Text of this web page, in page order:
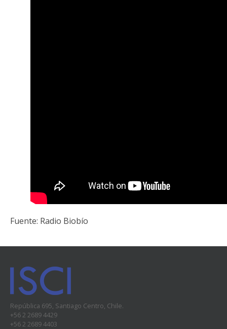
Fuente: Radio Biobío
República 695, Santiago Centro, Chile.
+56 2 2689 4429
+56 2 2689 4403